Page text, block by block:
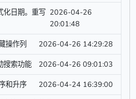
日期。重写 2026-04-26
20:01:48
操作列
2026-04-26 14:29:28
搜索功能
2026-04-26 09:01:03
和升序 2026-04-24 16:39:00